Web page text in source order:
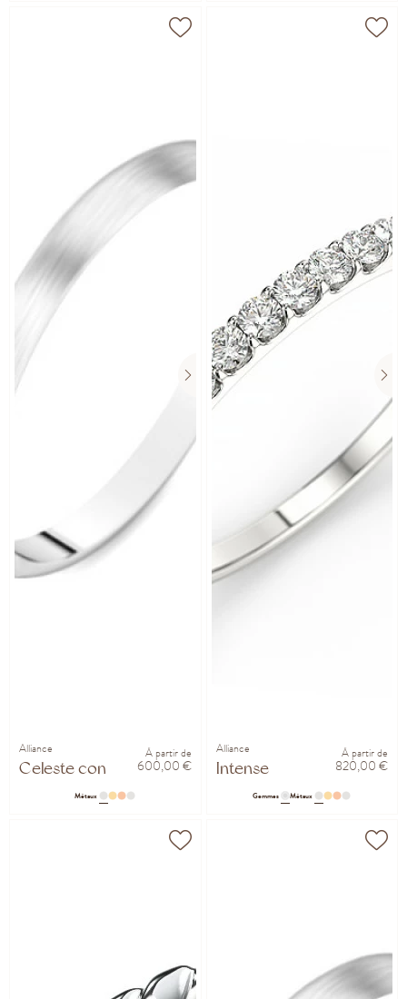
Alliance
Celeste confort 2mm
À partir de
600,00 €
Métaux
Alliance
Intense
À partir de
820,00 €
Gemmes Métaux